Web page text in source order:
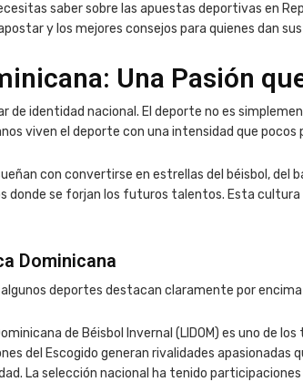
saber sobre las apuestas deportivas en
y los mejores consejos para quienes dan
Una Pasión
de identidad nacional. El deporte no es
viven el deporte con una intensidad que pocos
con convertirse en estrellas del béisbol, del
se forjan los futuros talentos. Esta
Dominicana
deportes destacan claramente por
de Béisbol Invernal (LIDOM) es uno de
del Escogido generan rivalidades
La selección nacional ha tenido